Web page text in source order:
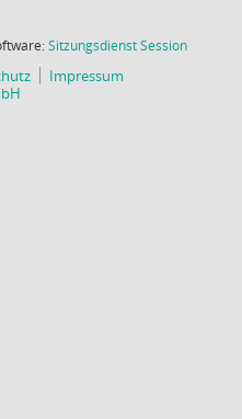
SitzungsdienstSession(Wird in
Impressum